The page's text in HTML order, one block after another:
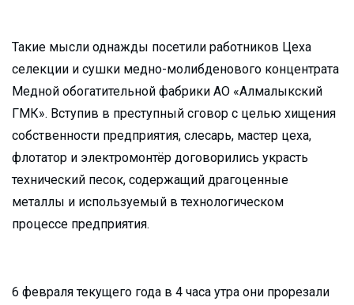
Такие мысли однажды посетили работников Цеха
селекции и сушки медно-молибденового концентрата
Медной обогатительной фабрики АО «Алмалыкский
ГМК». Вступив в преступный сговор с целью хищения
собственности предприятия, слесарь, мастер цеха,
флотатор и электромонтёр договорились украсть
технический песок, содержащий драгоценные
металлы и используемый в технологическом
процессе предприятия.
6 февраля текущего года в 4 часа утра они прорезали